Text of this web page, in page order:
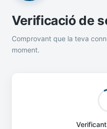
Verificació de
Comprovant que la teva
moment.